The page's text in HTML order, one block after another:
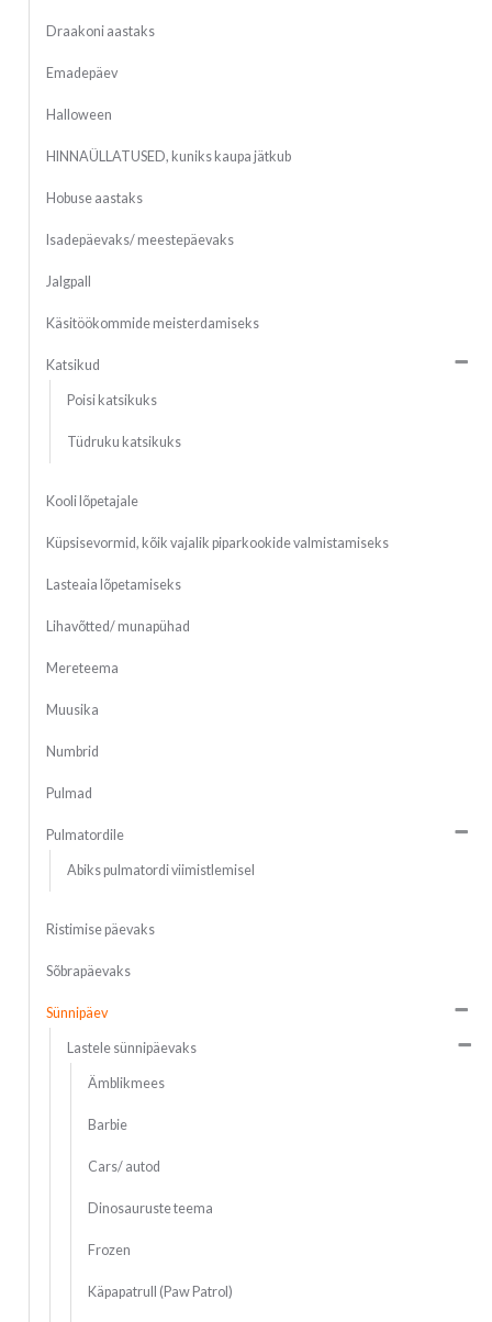
Draakoni aastaks
Emadepäev
Halloween
HINNAÜLLATUSED, kuniks kaupa jätkub
Hobuse aastaks
Isadepäevaks/ meestepäevaks
Jalgpall
Käsitöökommide meisterdamiseks
Katsikud
Poisi katsikuks
Tüdruku katsikuks
Kooli lõpetajale
Küpsisevormid, kõik vajalik piparkookide valmistamiseks
Lasteaia lõpetamiseks
Lihavõtted/ munapühad
Mereteema
Muusika
Numbrid
Pulmad
Pulmatordile
Abiks pulmatordi viimistlemisel
Ristimise päevaks
Sõbrapäevaks
Sünnipäev
Lastele sünnipäevaks
Ämblikmees
Barbie
Cars/ autod
Dinosauruste teema
Frozen
Käpapatrull (Paw Patrol)